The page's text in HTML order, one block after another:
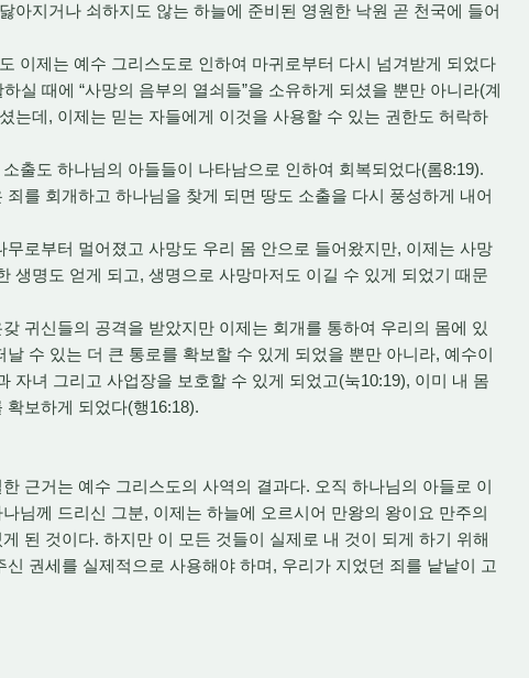
아지거나 쇠하지도 않는 하늘에 준비된 영원한 낙원 곧 천국에 들어
이제는 예수 그리스도로 인하여 마귀로부터 다시 넘겨받게 되었다
실 때에 “사망의 음부의 열쇠들”을 소유하게 되셨을 뿐만 아니라(계
는데, 이제는 믿는 자들에게 이것을 사용할 수 있는 권한도 허락하
출도 하나님의 아들들이 나타남으로 인하여 회복되었다(롬8:19).
를 회개하고 하나님을 찾게 되면 땅도 소출을 다시 풍성하게 내어
로부터 멀어졌고 사망도 우리 몸 안으로 들어왔지만, 이제는 사망
생명도 얻게 되고, 생명으로 사망마저도 이길 수 있게 되었기 때문
귀신들의 공격을 받았지만 이제는 회개를 통하여 우리의 몸에 있
수 있는 더 큰 통로를 확보할 수 있게 되었을 뿐만 아니라, 예수이
자녀 그리고 사업장을 보호할 수 있게 되었고(눅10:19), 이미 내 몸
보하게 되었다(행16:18).
근거는 예수 그리스도의 사역의 결과다. 오직 하나님의 아들로 이
님께 드리신 그분, 이제는 하늘에 오르시어 만왕의 왕이요 만주의
된 것이다. 하지만 이 모든 것들이 실제로 내 것이 되게 하기 위해
권세를 실제적으로 사용해야 하며, 우리가 지었던 죄를 낱낱이 고